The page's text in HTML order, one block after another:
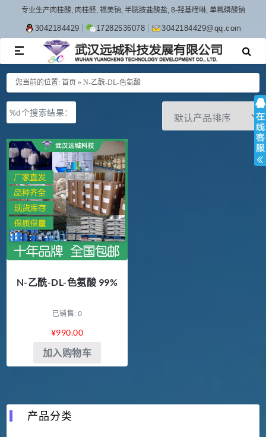
专业生产肉桂酸, 肉桂醛, 福美钠, 半胱胺盐酸盐, 8-羟基喹啉, 单氟磷酸钠
3042184429 17282536078 3042184429@qq.com
TOGGLE
NAVIGATION
您当前的位置: 首页 » N-乙酰-DL-色氨酸
%d个搜索结果：
N-乙酰-DL-色氨酸 99%
已销售: 0
¥990.00
加入购物车
产品分类